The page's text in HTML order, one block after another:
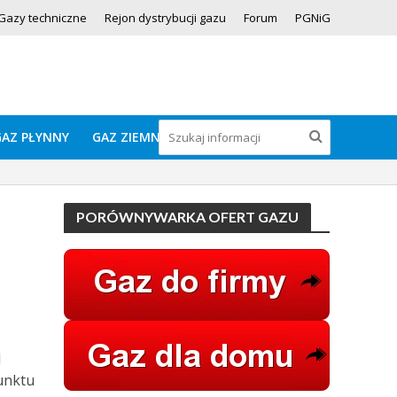
techniczne Rejon dystrybucji gazu Forum PGNiG
PŁYNNY GAZ ZIEMNY
PORÓWNYWARKA OFERT GAZU